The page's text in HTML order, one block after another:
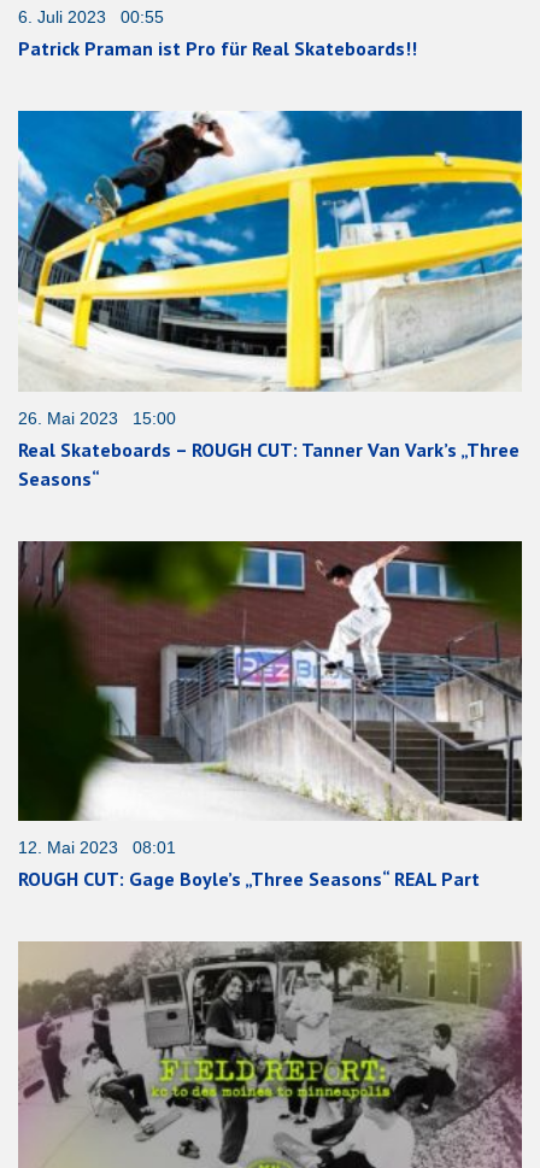
6. Juli 2023 00:55
Patrick Praman ist Pro für Real Skateboards!!
26. Mai 2023 15:00
Real Skateboards – ROUGH CUT: Tanner Van Vark’s „Three
Seasons“
12. Mai 2023 08:01
ROUGH CUT: Gage Boyle’s „Three Seasons“ REAL Part